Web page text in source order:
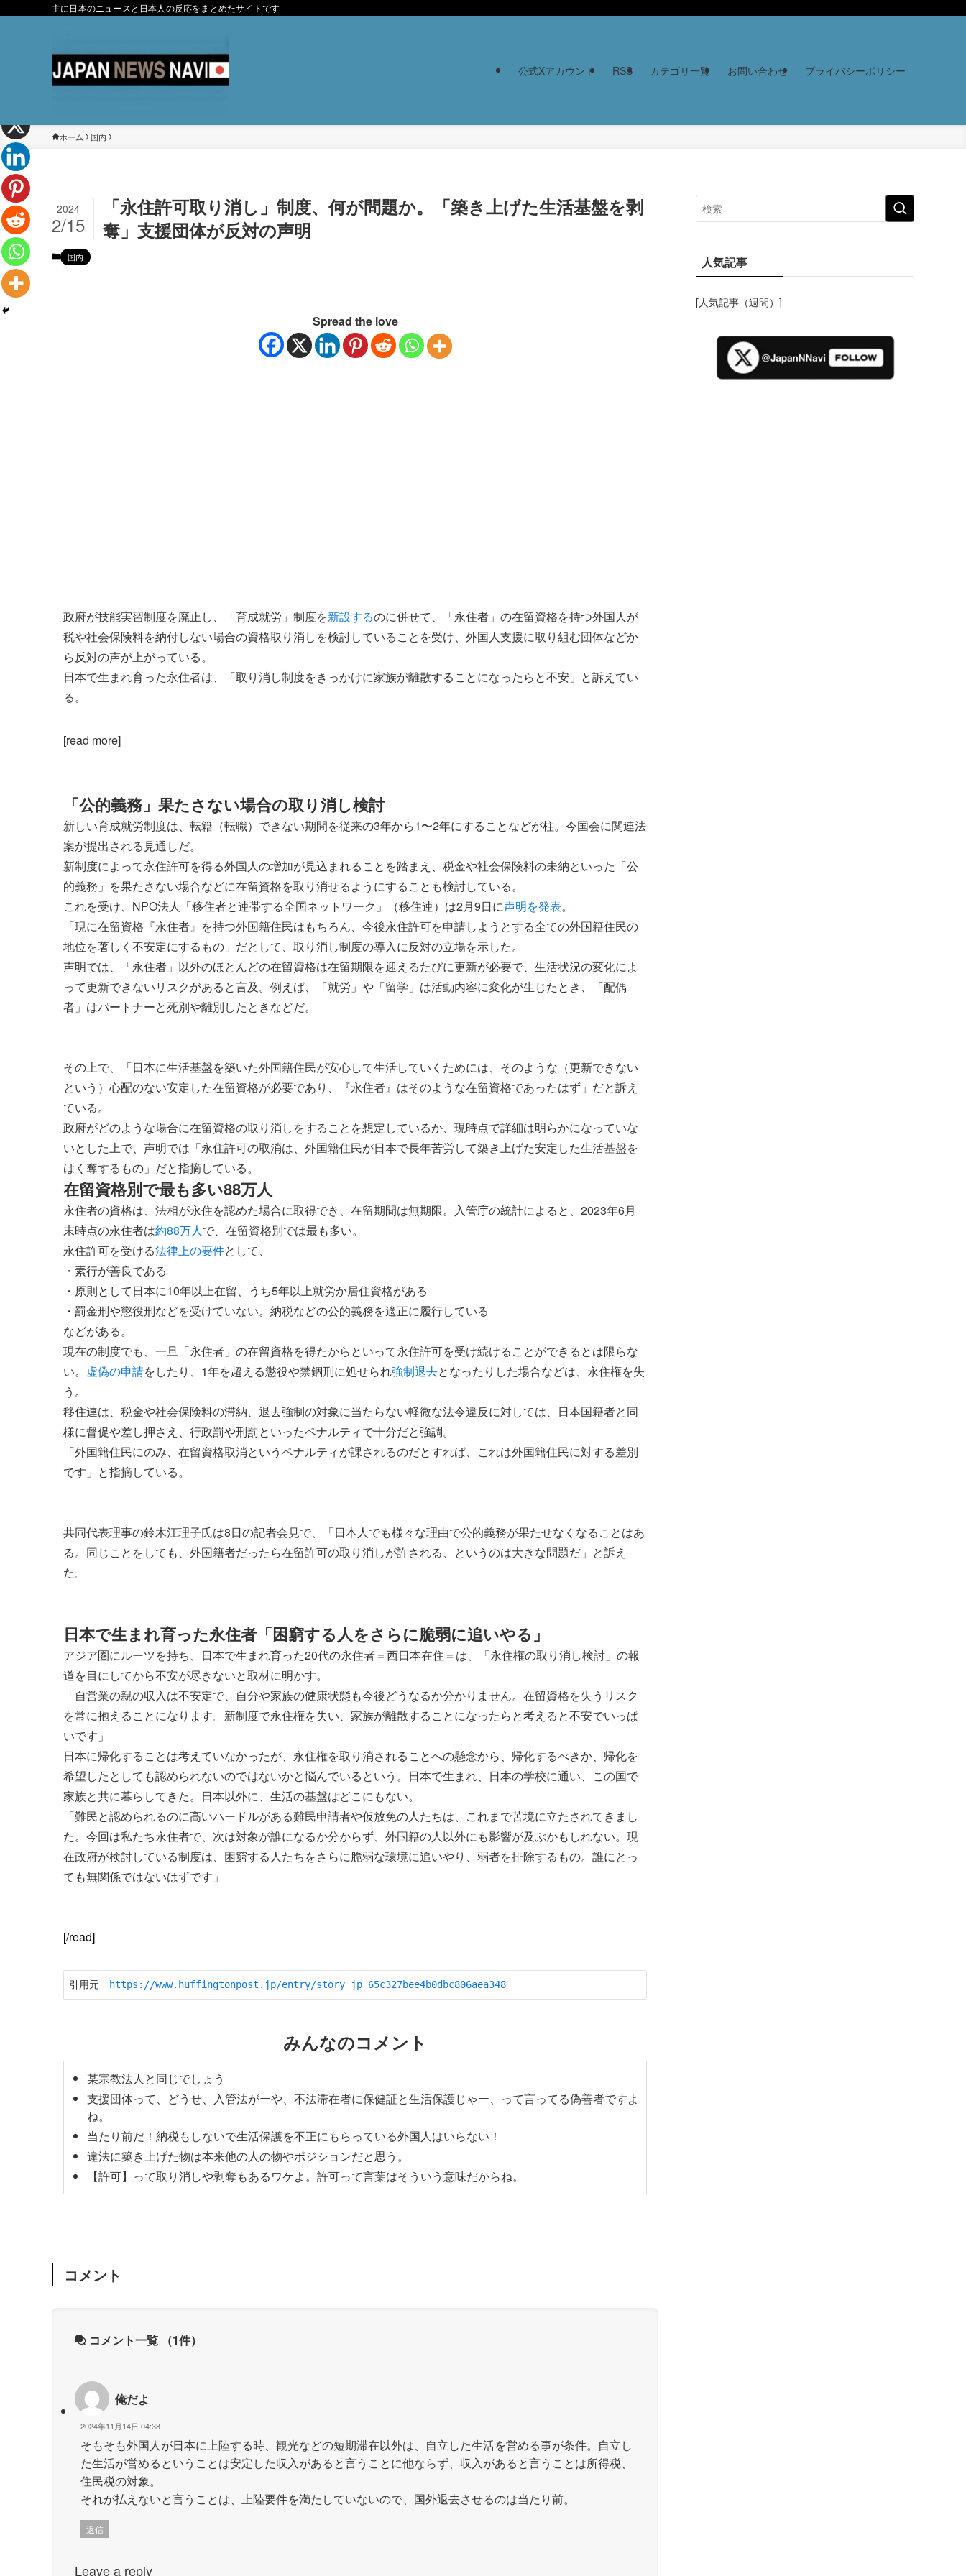
主に日本のニュースと日本人の反応をまとめたサイトです
公式Xアカウント RSS カテゴリ一覧 お問い合わせ プライバシーポリシー
ホーム 国内
「永住許可取り消し」制度、何が問題か。「築き上げた生活基盤を剥
奪」支援団体が反対の声明
2024
2/15
国内
Spread the love
政府が技能実習制度を廃止し、「育成就労」制度を新設するのに併せて、「永住者」の在留資格を持つ外国人が
税や社会保険料を納付しない場合の資格取り消しを検討していることを受け、外国人支援に取り組む団体などか
ら反対の声が上がっている。
日本で生まれ育った永住者は、「取り消し制度をきっかけに家族が離散することになったらと不安」と訴えてい
る。
[read more]
「公的義務」果たさない場合の取り消し検討
新しい育成就労制度は、転籍（転職）できない期間を従来の3年から1〜2年にすることなどが柱。今国会に関連法
案が提出される見通しだ。
新制度によって永住許可を得る外国人の増加が見込まれることを踏まえ、税金や社会保険料の未納といった「公
的義務」を果たさない場合などに在留資格を取り消せるようにすることも検討している。
これを受け、NPO法人「移住者と連帯する全国ネットワーク」（移住連）は2月9日に声明を発表。
「現に在留資格『永住者』を持つ外国籍住民はもちろん、今後永住許可を申請しようとする全ての外国籍住民の
地位を著しく不安定にするもの」だとして、取り消し制度の導入に反対の立場を示した。
声明では、「永住者」以外のほとんどの在留資格は在留期限を迎えるたびに更新が必要で、生活状況の変化によ
って更新できないリスクがあると言及。例えば、「就労」や「留学」は活動内容に変化が生じたとき、「配偶
者」はパートナーと死別や離別したときなどだ。
その上で、「日本に生活基盤を築いた外国籍住民が安心して生活していくためには、そのような（更新できない
という）心配のない安定した在留資格が必要であり、『永住者』はそのような在留資格であったはず」だと訴え
ている。
政府がどのような場合に在留資格の取り消しをすることを想定しているか、現時点で詳細は明らかになっていな
いとした上で、声明では「永住許可の取消は、外国籍住民が日本で長年苦労して築き上げた安定した生活基盤を
はく奪するもの」だと指摘している。
在留資格別で最も多い88万人
永住者の資格は、法相が永住を認めた場合に取得でき、在留期間は無期限。入管庁の統計によると、2023年6月
末時点の永住者は約88万人で、在留資格別では最も多い。
永住許可を受ける法律上の要件として、
・素行が善良である
・原則として日本に10年以上在留、うち5年以上就労か居住資格がある
・罰金刑や懲役刑などを受けていない。納税などの公的義務を適正に履行している
などがある。
現在の制度でも、一旦「永住者」の在留資格を得たからといって永住許可を受け続けることができるとは限らな
い。 虚偽の申請をしたり、1年を超える懲役や禁錮刑に処せられ強制退去となったりした場合などは、永住権を失
う。
移住連は、税金や社会保険料の滞納、退去強制の対象に当たらない軽微な法令違反に対しては、日本国籍者と同
様に督促や差し押さえ、行政罰や刑罰といったペナルティで十分だと強調。
「外国籍住民にのみ、在留資格取消というペナルティが課されるのだとすれば、これは外国籍住民に対する差別
です」と指摘している。
共同代表理事の鈴木江理子氏は8日の記者会見で、「日本人でも様々な理由で公的義務が果たせなくなることはあ
る。同じことをしても、外国籍者だったら在留許可の取り消しが許される、というのは大きな問題だ」と訴え
た。
日本で生まれ育った永住者「困窮する人をさらに脆弱に追いやる」
アジア圏にルーツを持ち、日本で生まれ育った20代の永住者＝西日本在住＝は、「永住権の取り消し検討」の報
道を目にしてから不安が尽きないと取材に明かす。
「自営業の親の収入は不安定で、自分や家族の健康状態も今後どうなるか分かりません。在留資格を失うリスク
を常に抱えることになります。新制度で永住権を失い、家族が離散することになったらと考えると不安でいっぱ
いです」
日本に帰化することは考えていなかったが、永住権を取り消されることへの懸念から、帰化するべきか、帰化を
希望したとしても認められないのではないかと悩んでいるという。日本で生まれ、日本の学校に通い、この国で
家族と共に暮らしてきた。日本以外に、生活の基盤はどこにもない。
「難民と認められるのに高いハードルがある難民申請者や仮放免の人たちは、これまで苦境に立たされてきまし
た。今回は私たち永住者で、次は対象が誰になるか分からず、外国籍の人以外にも影響が及ぶかもしれない。現
在政府が検討している制度は、困窮する人たちをさらに脆弱な環境に追いやり、弱者を排除するもの。誰にとっ
ても無関係ではないはずです」
[/read]
引用元 https://www.huffingtonpost.jp/entry/story_jp_65c327bee4b0dbc806aea348
みんなのコメント
某宗教法人と同じでしょう
支援団体って、どうせ、入管法がーや、不法滞在者に保健証と生活保護じゃー、って言ってる偽善者ですよ
ね。
当たり前だ！納税もしないで生活保護を不正にもらっている外国人はいらない！
違法に築き上げた物は本来他の人の物やポジションだと思う。
【許可】って取り消しや剥奪もあるワケよ。許可って言葉はそういう意味だからね。
コメント
コメント一覧 （1件）
俺だよ
2024年11月14日 04:38
そもそも外国人が日本に上陸する時、観光などの短期滞在以外は、自立した生活を営める事が条件。自立し
た生活が営めるということは安定した収入があると言うことに他ならず、収入があると言うことは所得税、
住民税の対象。
それが払えないと言うことは、上陸要件を満たしていないので、国外退去させるのは当たり前。
返信
Leave a reply
人気記事
[人気記事（週間）]